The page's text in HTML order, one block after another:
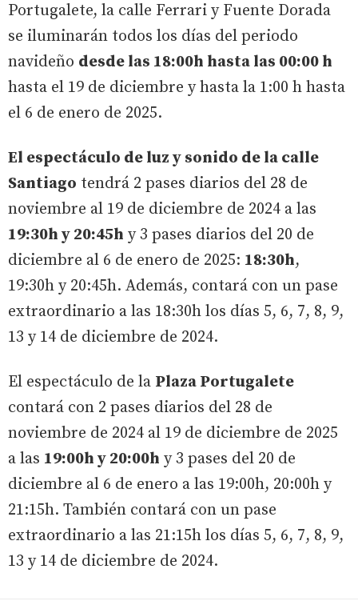
Portugalete, la calle Ferrari y Fuente Dorada
se iluminarán todos los días del periodo
navideño desde las 18:00h hasta las 00:00 h
hasta el 19 de diciembre y hasta la 1:00 h hasta
el 6 de enero de 2025.
El espectáculo de luz y sonido de la calle
Santiago tendrá 2 pases diarios del 28 de
noviembre al 19 de diciembre de 2024 a las
19:30h y 20:45h y 3 pases diarios del 20 de
diciembre al 6 de enero de 2025: 18:30h,
19:30h y 20:45h. Además, contará con un pase
extraordinario a las 18:30h los días 5, 6, 7, 8, 9,
13 y 14 de diciembre de 2024.
El espectáculo de la Plaza Portugalete
contará con 2 pases diarios del 28 de
noviembre de 2024 al 19 de diciembre de 2025
a las 19:00h y 20:00h y 3 pases del 20 de
diciembre al 6 de enero a las 19:00h, 20:00h y
21:15h. También contará con un pase
extraordinario a las 21:15h los días 5, 6, 7, 8, 9,
13 y 14 de diciembre de 2024.